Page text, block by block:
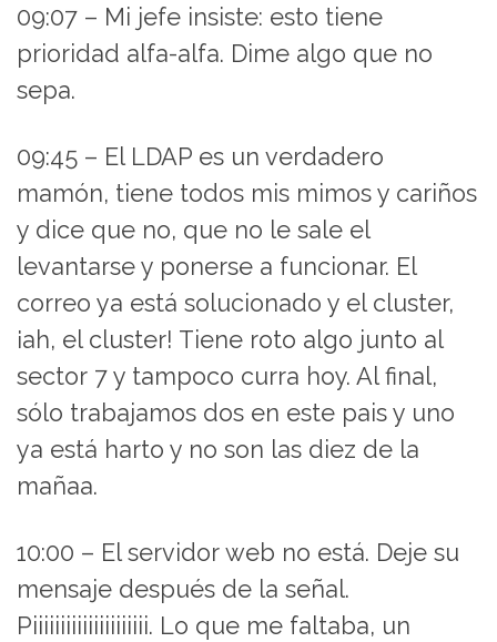
09:07 – Mi jefe insiste: esto tiene
prioridad alfa-alfa. Dime algo que no
sepa.
09:45 – El LDAP es un verdadero
mamón, tiene todos mis mimos y cariños
y dice que no, que no le sale el
levantarse y ponerse a funcionar. El
correo ya está solucionado y el cluster,
¡ah, el cluster! Tiene roto algo junto al
sector 7 y tampoco curra hoy. Al final,
sólo trabajamos dos en este pais y uno
ya está harto y no son las diez de la
mañaa.
10:00 – El servidor web no está. Deje su
mensaje después de la señal.
Piiiiiiiiiiiiiiiiiiiii. Lo que me faltaba, un